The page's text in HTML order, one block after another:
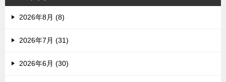
2026年8月 (8)
2026年7月 (31)
2026年6月 (30)